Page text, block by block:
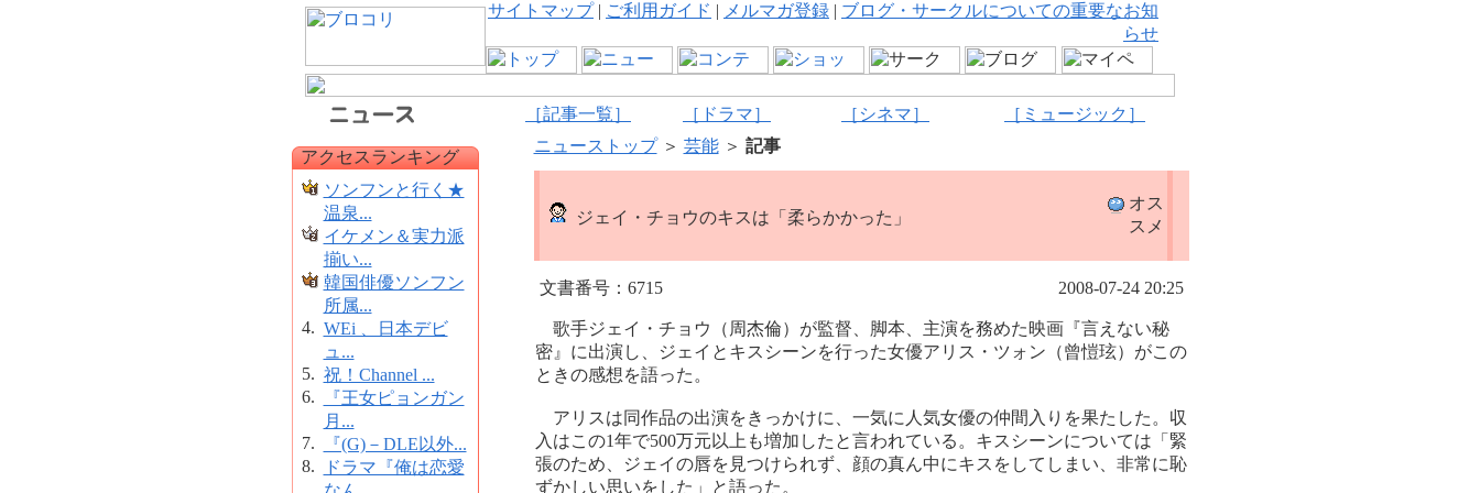
サイトマップ| ご利用ガイド | メルマガ登録 | ブログ・サークルについての重要なお知
らせ
［記事一覧］ ［ドラマ］ ［シネマ］ ［ミュージック］
アクセスランキング
ソンフンと行く★
温泉...
イケメン＆実力派
揃い...
韓国俳優ソンフン
所属...
4. WEi 、日本デビ
ュ...
5. 祝！Channel ...
6.
『王女ピョンガン
月...
7.
『(G)－DLE以外...
8.
ドラマ『俺は恋愛
ニューストップ＞ 芸能＞ 記事
ジェイ・チョウのキスは「柔らかかった」
オス
スメ
文書番号：6715 2008-07-24 20:25
歌手ジェイ・チョウ（周杰倫）が監督、脚本、主演を務めた映画『言えない秘
密』に出演し、ジェイとキスシーンを行った女優アリス・ツォン（曾愷玹）がこの
ときの感想を語った。
アリスは同作品の出演をきっかけに、一気に人気女優の仲間入りを果たした。収
入はこの1年で500万元以上も増加したと言われている。キスシーンについては「緊
張のため、ジェイの唇を見つけられず、顔の真ん中にキスをしてしまい、非常に恥
ずかしい思いをした」と語った。